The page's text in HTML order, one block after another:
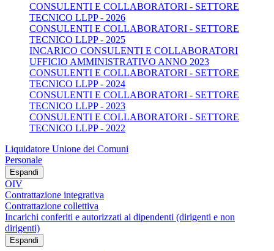
CONSULENTI E COLLABORATORI - SETTORE
TECNICO LLPP - 2026
CONSULENTI E COLLABORATORI - SETTORE
TECNICO LLPP - 2025
INCARICO CONSULENTI E COLLABORATORI
UFFICIO AMMINISTRATIVO ANNO 2023
CONSULENTI E COLLABORATORI - SETTORE
TECNICO LLPP - 2024
CONSULENTI E COLLABORATORI - SETTORE
TECNICO LLPP - 2023
CONSULENTI E COLLABORATORI - SETTORE
TECNICO LLPP - 2022
Liquidatore Unione dei Comuni
Personale
Espandi
OIV
Contrattazione integrativa
Contrattazione collettiva
Incarichi conferiti e autorizzati ai dipendenti (dirigenti e non
dirigenti)
Espandi